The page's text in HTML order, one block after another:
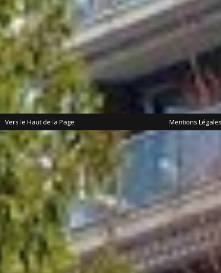
Vers le Haut de la Page Mentions